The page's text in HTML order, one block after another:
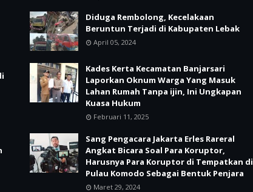
Diduga Rembolong, Kecelakaan
Beruntun Terjadi di Kabupaten Lebak
April 05, 2024
Kades Kerta Kecamatan Banjarsari
Laporkan Oknum Warga Yang Masuk
Lahan Rumah Tanpa ijin, Ini Ungkapan
Kuasa Hukum
Februari 11, 2025
Sang Pengacara Jakarta Erles Rareral
Angkat Bicara Soal Para Koruptor,
Harusnya Para Koruptor di Tempatkan di
Pulau Komodo Sebagai Bentuk Penjara
Maret 29, 2024